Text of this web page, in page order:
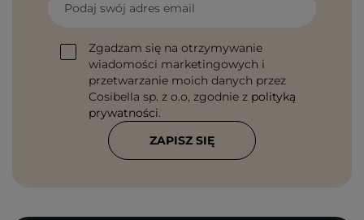
Podaj swój adres email
Zgadzam się na otrzymywanie
wiadomości marketingowych i
przetwarzanie moich danych przez
Cosibella sp. z o.o, zgodnie z polityką
prywatności.
ZAPISZ SIĘ